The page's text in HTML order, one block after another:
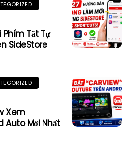
Phím Tắt Tự
SideStore
Xem
Auto Mới Nhất